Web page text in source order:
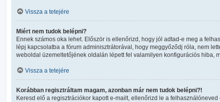
Vissza a tetejére
Miért nem tudok belépni?
Ennek számos oka lehet. Először is ellenőrizd, hogy jól adtad-e meg a
lépj kapcsolatba a fórum adminisztrátorával, hogy meggyőződj róla, nem
weboldal üzemeltetőjének oldalán lépett fel valamilyen konfigurációs hiba,
Vissza a tetejére
Korábban regisztráltam magam, azonban már nem tudok belépni?!
Keresd elő a regisztrációkor kapott e-mailt, ellenőrizd le a